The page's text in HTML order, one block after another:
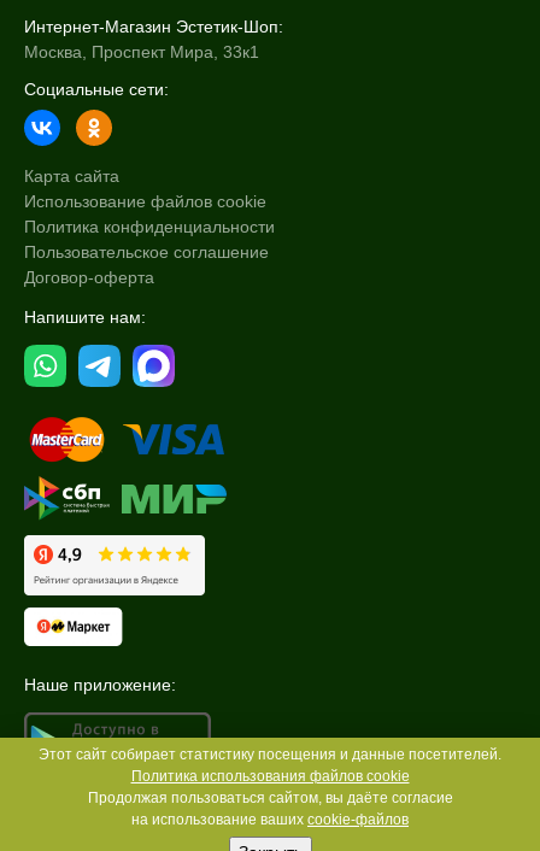
Интернет-Магазин Эстетик-Шоп:
Москва, Проспект Мира, 33к1
Социальные сети:
Карта сайта
Использование файлов cookie
Политика конфиденциальности
Пользовательское соглашение
Договор-оферта
Напишите нам:
Наше приложение:
Этот сайт собирает статистику посещения и данные посетителей.
Политика использования файлов cookie
Продолжая пользоваться сайтом, вы даёте согласие
на использование ваших cookie-файлов